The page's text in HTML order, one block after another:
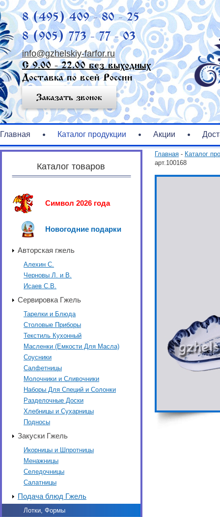
8 (495) 409 - 80 - 25
8 (905) 773 - 77 - 03
info@gzhelskiy-farfor.ru
С 9.00 - 22.00 без выходных
Доставка по всей России
Заказать звонок
Главная Каталог продукции Акции
Каталог товаров
Символ 2026 года
Новогодние подарки
Авторская гжель
Алехин С.
Черновы Л. и В.
Исаев С.В.
Сервировка Гжель
Тарелки и Блюда
Столовые Приборы
Текстиль Кухонный
Масленки (Емкости Для Масла)
Соусники
Салфетницы
Молочники и Сливочники
Наборы Для Специй и Солонки
Разделочные Доски
Хлебницы и Сухарницы
Подносы
Закуски Гжель
Икорницы и Шпротницы
Менажницы
Селедочницы
Салатницы
Подача блюд Гжель
Лотки, Формы
Главная - Каталог
арт.100168